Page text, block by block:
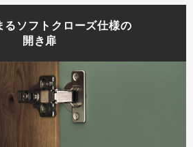
るソフトクローズ仕様の
開き扉